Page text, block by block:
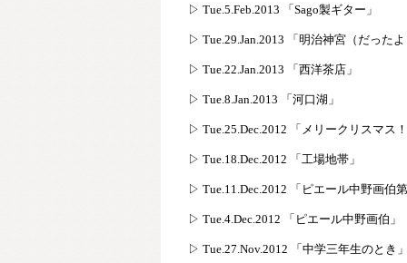
▷ Tue.5.Feb.2013 「Sago製ギター」
▷ Tue.29.Jan.2013 「明治神宮（だったよ
▷ Tue.22.Jan.2013 「西洋茶店」
▷ Tue.8.Jan.2013 「河口湖」
▷ Tue.25.Dec.2012 「メリークリスマス！
▷ Tue.18.Dec.2012 「工場地帯」
▷ Tue.11.Dec.2012 「ピエール中野画伯第
▷ Tue.4.Dec.2012 「ピエール中野画伯」
▷ Tue.27.Nov.2012 「中学三年生のとき」